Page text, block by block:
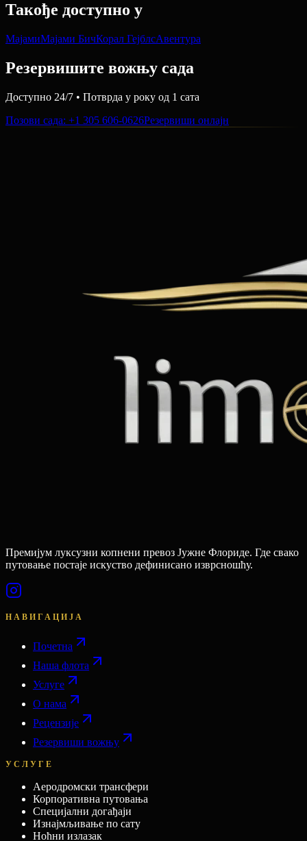
Такође доступно у
МајамиМајами БичКорал ГејблсАвентура
Резервишите вожњу сада
Доступно 24/7 • Потврда у року од 1 сата
Позови сада: +1 305 606-0626Резервиши онлајн
Премијум луксузни копнени превоз Јужне Флориде. Где свако
путовање постаје искуство дефинисано изврсношћу.
НАВИГАЦИЈА
Почетна
Наша флота
Услуге
О нама
Рецензије
Резервиши вожњу
УСЛУГЕ
Аеродромски трансфери
Корпоративна путовања
Специјални догађаји
Изнајмљивање по сату
Ноћни излазак